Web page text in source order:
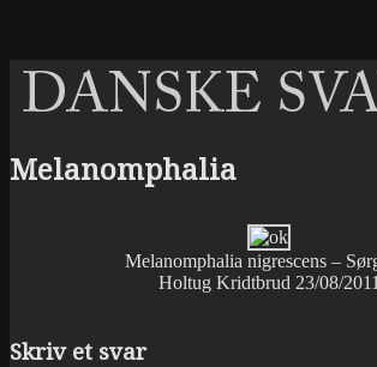
Melanomphalia
Melanomphalia nigrescens –
Holtug Kridtbrud 23/08/2011
Skriv et svar